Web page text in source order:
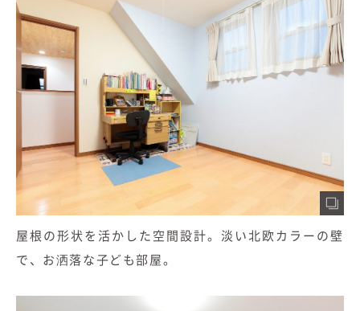
屋根の形状を活かした空間設計。淡い北欧カラーの壁
で、お洒落な子ども部屋。